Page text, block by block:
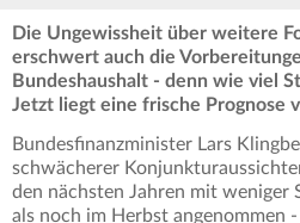
Die Ungewissheit über weitere
erschwert auch die
Bundeshaushalt - denn wie viel
Jetzt liegt eine frische Prognose
Bundesfinanzminister Lars
schwächerer
den nächsten Jahren mit weniger
als noch im Herbst angenommen